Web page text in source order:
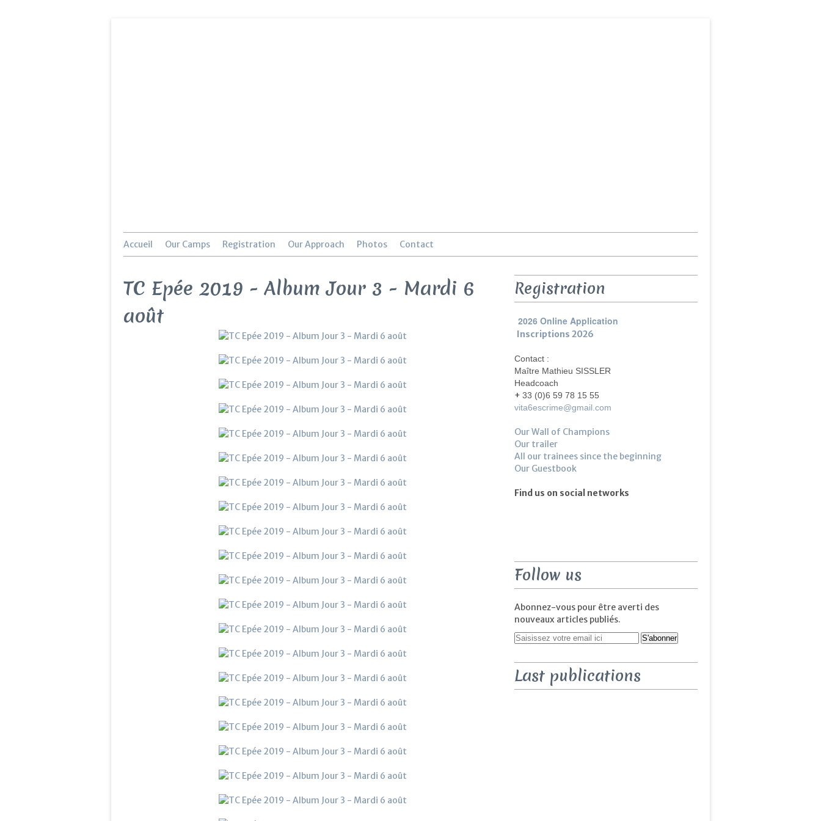
Accueil Our Camps Registration Our Approach Photos Contact
TC Epée 2019 - Album Jour 3 - Mardi 6
août
Registration
2026 Online Application
Inscriptions 2026
Contact :
Maître Mathieu SISSLER
Headcoach
+ 33 (0)6 59 78 15 55
vita6escrime@gmail.com
Our Wall of Champions
Our trailer
All our trainees since the beginning
Our Guestbook
Find us on social networks
Follow us
Abonnez-vous pour être averti des
nouveaux articles publiés.
Last publications